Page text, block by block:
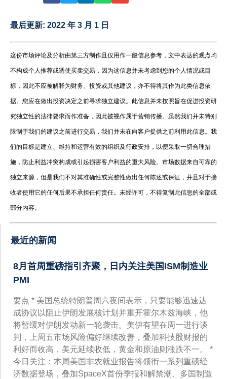
最后更新: 2022 年 3 月 1 日
这份市场评论及分析由第三方制作且仅用作一般信息参考，文中表达的观点均
不构成个人推荐或诱使买卖交易，因为这信息并未考虑到您的个人情况或目
标，因此不应被解释为财务、投资或其他建议，亦不得将其作为此类信息依
据。您应在做出投资决定之前寻求独立建议。此信息并未按照旨在促进投资研
究独立性的法律要求而作准备，因此被视作属于营销传播。虽然我们并未特别
限制于我们的建议之前进行交易，我们并未在向客户提供之前利用此信息。我
们的目标是建立、维持和运营有效的组织及行政安排，以便采取一切合理措
施，防止利益冲突构成或引起损害客户利益的重大风险。市场数据来自可靠的
独立来源，但是我们不对其准确性或完整性做出任何陈述或保证，并且对于接
收者使用它的任何后果不承担任何责任。未经许可，不得复制此信息的全部或
部分内容。
最近的新闻
8月首周重磅指引齐聚，日内关注美国ISM制造业
PMI
要点 * 美国总统特朗普周六夜间表示，只要能够迅速达
成协议以阻止伊朗发展核计划并重开霍尔木兹海峡，他
将暂缓对伊朗发动新一轮袭击。美伊有望在周一进行谈
判，上周五市场风险偏好继续改善，叠加科技股财报的
利好而收高，美元延续收低，黄金和原油则涨跌不一。 *
今日关注：本周美国非农就业报告将领衔一系列重磅经
济数据登场，叠加SpaceX首份季报和解禁潮、多国制造